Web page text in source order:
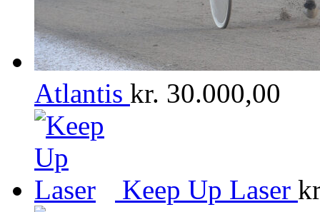
Atlantis kr. 30.000,00
Keep Up Laser